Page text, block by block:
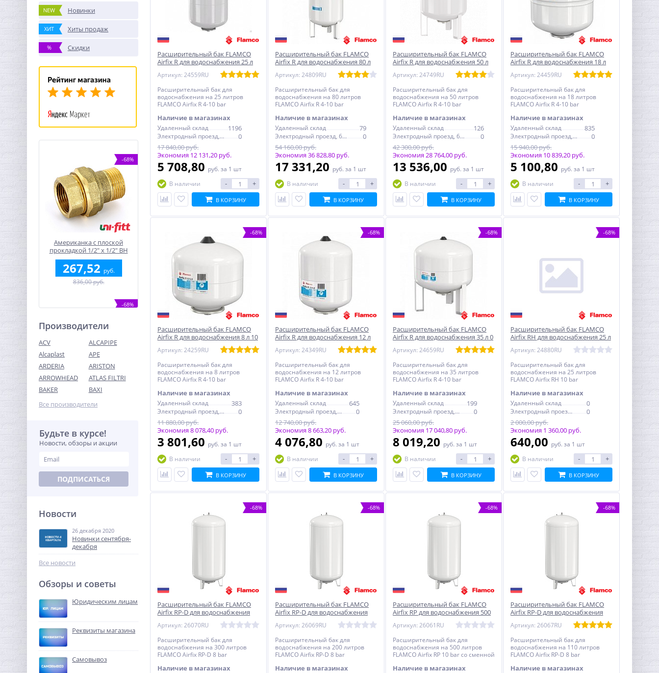
NEW Новинки
ХИТ Хиты продаж
% Скидки
-68%
Американка с плоской
прокладкой 1/2" x 1/2" ВН
латунь UNI-FITT
267,52 руб.
836,00 руб.
-68%
Колено резьбовое (ВР) 1/2"
x 1/2" латунь UNI-FITT
198,08
Колено резьбовое ВН 3/4"
x 3/4" латунь UNI-FITT
320,00
Производители
ACV
ALCAPIPE
Alcaplast
APE
ARDERIA
ARISTON
ARROWHEAD
ATLAS FILTRI
BAKER
BAXI
Все производители
Будьте в курсе!
Новости, обзоры и акции
ПОДПИСАТЬСЯ
Новости
26 декабря 2020
Новинки сентября-
декабря
Все новости
Обзоры и советы
Юридическим лицам
Реквизиты магазина
Самовывоз
Расширительный бак FLAMCO
Airfix R для водоснабжения 25 л
Артикул: 24559RU
Расширительный бак для
водоснабжения на 25 литров
FLAMCO Airfix R 4-10 bar
Наличие в магазинах
Удаленный склад 1196
Электродный проезд, 6с1
0
17 840,00 руб.
Экономия 12 131,20 руб.
5 708,80 руб. за 1 шт
В наличии
- +
В КОРЗИНУ
Расширительный бак FLAMCO
Airfix R для водоснабжения 80 л
Артикул: 24809RU
Расширительный бак для
водоснабжения на 80 литров
FLAMCO Airfix R 4-10 bar
Наличие в магазинах
Удаленный склад 79
Электродный проезд, 6с1
0
54 160,00 руб.
Экономия 36 828,80 руб.
17 331,20 руб. за 1 шт
В наличии
- +
В КОРЗИНУ
Расширительный бак FLAMCO
Airfix R для водоснабжения 50 л
Артикул: 24749RU
Расширительный бак для
водоснабжения на 50 литров
FLAMCO Airfix R 4-10 bar
Наличие в магазинах
Удаленный склад 126
Электродный проезд, 6с1
0
42 300,00 руб.
Экономия 28 764,00 руб.
13 536,00 руб. за 1 шт
В наличии
- +
В КОРЗИНУ
Расширительный бак FLAMCO
Airfix R для водоснабжения 18 л
Артикул: 24459RU
Расширительный бак для
водоснабжения на 18 литров
FLAMCO Airfix R 4-10 bar
Наличие в магазинах
Удаленный склад 835
Электродный проезд, 6с1
0
15 940,00 руб.
Экономия 10 839,20 руб.
5 100,80 руб. за 1 шт
В наличии
- +
В КОРЗИНУ
-68%
Расширительный бак FLAMCO
Airfix R для водоснабжения 8 л 10
Артикул: 24259RU
Расширительный бак для
водоснабжения на 8 литров
FLAMCO Airfix R 4-10 bar
Наличие в магазинах
Удаленный склад 383
Электродный проезд, 6с1
0
11 880,00 руб.
Экономия 8 078,40 руб.
3 801,60 руб. за 1 шт
В наличии
- +
В КОРЗИНУ
-68%
Расширительный бак FLAMCO
Airfix R для водоснабжения 12 л
Артикул: 24349RU
Расширительный бак для
водоснабжения на 12 литров
FLAMCO Airfix R 4-10 bar
Наличие в магазинах
Удаленный склад 645
Электродный проезд, 6с1
0
12 740,00 руб.
Экономия 8 663,20 руб.
4 076,80 руб. за 1 шт
В наличии
- +
В КОРЗИНУ
-68%
Расширительный бак FLAMCO
Airfix R для водоснабжения 35 л 0
Артикул: 24659RU
Расширительный бак для
водоснабжения на 35 литров
FLAMCO Airfix R 4-10 bar
Наличие в магазинах
Удаленный склад 199
Электродный проезд, 6с1
0
25 060,00 руб.
Экономия 17 040,80 руб.
8 019,20 руб. за 1 шт
В наличии
- +
В КОРЗИНУ
-68%
Расширительный бак FLAMCO
Airfix RH для водоснабжения 25 л
10 bar горизонтальный
Артикул: 24880RU
Расширительный бак для
водоснабжения на 25 литров
FLAMCO Airfix RH 10 bar
Наличие в магазинах
Удаленный склад 0
Электродный проезд, 6с1
0
2 000,00 руб.
Экономия 1 360,00 руб.
640,00 руб. за 1 шт
В наличии
- +
В КОРЗИНУ
-68%
Расширительный бак FLAMCO
Airfix RP-D для водоснабжения
Артикул: 26070RU
Расширительный бак для
водоснабжения на 300 литров
FLAMCO Airfix RP-D 8 bar
Наличие в магазинах
-68%
Расширительный бак FLAMCO
Airfix RP-D для водоснабжения
Артикул: 26069RU
Расширительный бак для
водоснабжения на 200 литров
FLAMCO Airfix RP-D 8 bar
Наличие в магазинах
-68%
Расширительный бак FLAMCO
Airfix RP для водоснабжения 500
л 10 bar сменная мембрана
Артикул: 26061RU
Расширительный бак для
водоснабжения на 500 литров
FLAMCO Airfix RP 10 bar со сменной
Наличие в магазинах
-68%
Расширительный бак FLAMCO
Airfix RP-D для водоснабжения
Артикул: 26067RU
Расширительный бак для
водоснабжения на 110 литров
FLAMCO Airfix RP-D 8 bar
Наличие в магазинах